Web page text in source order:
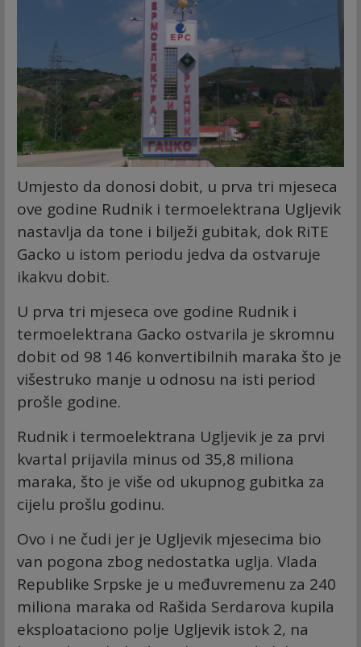
Umjesto da donosi dobit, u prva tri mjeseca
ove godine Rudnik i termoelektrana Ugljevik
nastavlja da tone i bilježi gubitak, dok RiTE
Gacko u istom periodu jedva da ostvaruje
ikakvu dobit.
U prva tri mjeseca ove godine Rudnik i
termoelektrana Gacko ostvarila je skromnu
dobit od 98 146 konvertibilnih maraka što je
višestruko manje u odnosu na isti period
prošle godine.
Rudnik i termoelektrana Ugljevik je za prvi
kvartal prijavila minus od 35,8 miliona
maraka, što je više od ukupnog gubitka za
cijelu prošlu godinu.
Ovo i ne čudi jer je Ugljevik mjesecima bio
van pogona zbog nedostatka uglja. Vlada
Republike Srpske je u međuvremenu za 240
miliona maraka od Rašida Serdarova kupila
eksploataciono polje Ugljevik istok 2, na